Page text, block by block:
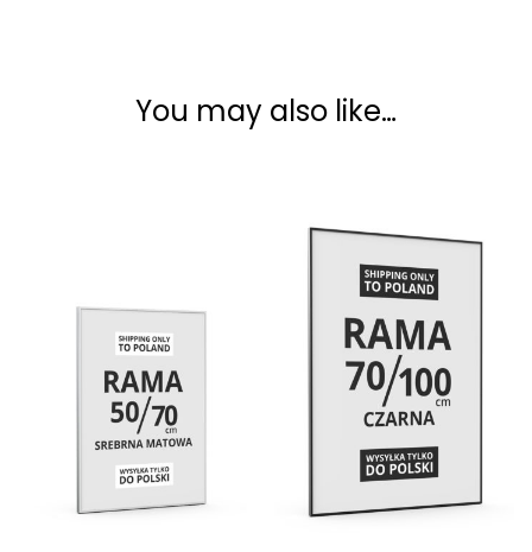
You may also like…